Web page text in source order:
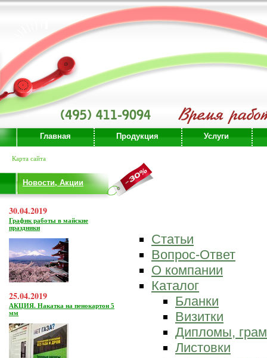
Главная Продукция Услуги
Карта сайта
Новости, Акции
30.04.2019
График работы в майские
праздники
25.04.2019
АКЦИЯ. Накатка на пенокартон 5
мм
Статьи
Вопрос-Ответ
О компании
Каталог
Бланки
Визитки
Дипломы,
Листовки